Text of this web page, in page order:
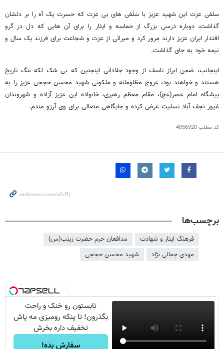
سلفی عزت این شهید عزیز با سَلَفی های بی عزت که حسرت یک آه را بر دلشان
گذاشت، دوباره درسی بزرگ از حماسه و ایثار را برای آن هایی که دل در گرو
اقتدار ایران عزیز دارند مرور کرد و میراثی از عزت و شجاعت برای فرزند یک سال و
نیمه خود به جای گذاشت.
اینجانب، ضمن ابراز تاسف از وجود جلادانی اینچنین که بی شک لکه ننگ تاریخ
هستند و خواهند بود، عروج مظلومانه و ملکوتی شهید محسن حججی عزیز را به
پیشگاه امام عصر(عج)، مقام معظم رهبری، خانواده این عزیز آزاده و شهروندان
غیور نجف آباد تسلیت عرض کرده و جایگاهی متعالی برای وی آرزو مندم.
کد مطلب4056920
برچسب‌ها
فرهنگ ایثار و شهادت
مدافعان حرم حضرت زینب(س)
مهدی جمالی نژاد
شهید محسن حججی
تابستون رو خنک و راحت
بگذرون! تا پنکه رومیزی مه پاش
تخفیف داره بخرش
سفارش بده!